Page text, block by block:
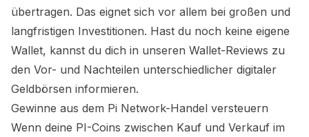
übertragen. Das eignet sich vor allem bei großen und
langfristigen Investitionen. Hast du noch keine eigene
Wallet, kannst du dich in unseren Wallet-Reviews zu
den Vor- und Nachteilen unterschiedlicher digitaler
Geldbörsen informieren.
Gewinne aus dem Pi Network-Handel versteuern
Wenn deine PI-Coins zwischen Kauf und Verkauf im